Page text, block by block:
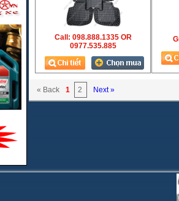
Call: 098.888.1335 OR
0977.535.885
« Back 1 2 Next »